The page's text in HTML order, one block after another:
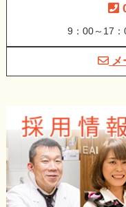
9：00～17：
メ